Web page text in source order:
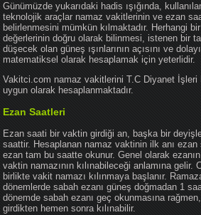
Günümüzde yukarıdaki hadis ışığında,
teknolojik araçlar namaz vakitlerinin ve ezan
belirlenmesini mümkün kılmaktadır. Herhangi
değerlerinin doğru olarak bilinmesi, istenen bir
düşecek olan güneş ışınlarının açısını ve
matematiksel olarak hesaplamak için yeterlidir.
Vakitci.com namaz vakitlerini T.C Diyanet İşleri
uygun olarak hesaplanmaktadır.
Ezan Saatleri
Ezan saati bir vaktin girdiği an, başka bir
saattir. Hesaplanan namaz vaktinin ilk anı
ezan tam bu saatte okunur. Genel olarak
vaktin namazının kılınabileceği anlamına gelir.
birlikte vakit namazı kılınmaya başlanır.
dönemlerde sabah ezanı güneş doğmadan 1
dönemde sabah ezanı geç okunmasına
girdikten hemen sonra kılınabilir.